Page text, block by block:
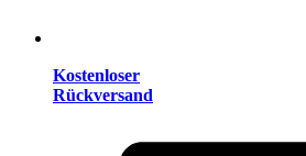
Kostenloser
Rückversand